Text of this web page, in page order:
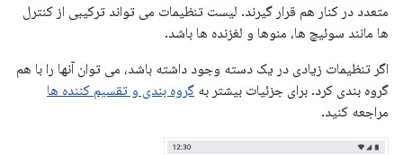
متعدد در کنار هم قرار گیرند. لیست تنظیمات می تواند ترکیبی از کنترل
ها مانند سوئیچ ها، منوها و لغزنده ها باشد.
اگر تنظیمات زیادی در یک دسته وجود داشته باشد، می توان آنها را با هم
گروه بندی کرد. برای جزئیات بیشتر به گروه بندی و تقسیم کننده ها
مراجعه کنید.